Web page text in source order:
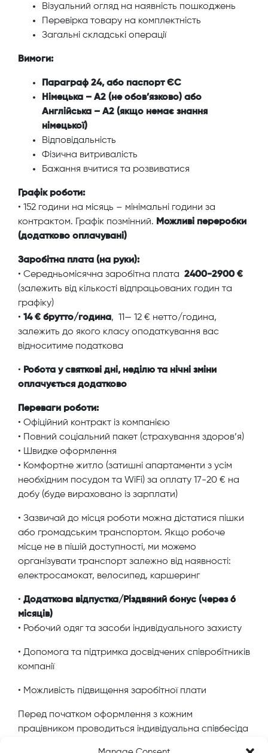
Візуальний огляд на наявність пошкоджень
Перевірка товару на комплектність
Загальні складські операції
Вимоги:
Параграф 24, або паспорт ЄС
Німецька – А2 (не обов’язково) або
Англійська – А2 (якщо немає знання
німецької)
Відповідальність
Фізична витривалість
Бажання вчитися та розвиватися
Графік роботи:
• 152 години на місяць – мінімальні години за
контрактом. Графік позмінний. Можливі переробки
(додатково оплачувані)
Заробітна плата (на руки):
• Середньомісячна заробітна плата 2400-2900 €
(залежить від кількості відпрацьованих годин та
графіку)
• 14 € брутто/година, 11— 12 € нетто/година,
залежить до якого класу оподаткування вас
відноситиме податкова
• Робота у святкові дні, неділю та нічні зміни
оплачується додатково
Переваги роботи:
• Офіційний контракт із компанією
• Повний соціальний пакет (страхування здоров’я)
• Швидке оформлення
• Комфортне житло (затишні апартаменти з усім
необхідним посудом та WiFi) за оплату 17-20 € на
добу (буде вираховано із зарплати)
• Зазвичай до місця роботи можна дістатися пішки
або громадським транспортом. Якщо робоче
місце не в пішій доступності, ми можемо
організувати транспорт залежно від наявності:
електросамокат, велосипед, каршеринг
• Додаткова відпустка/Різдвяний бонус (через 6
місяців)
• Робочий одяг та засоби індивідуального захисту
• Допомога та підтримка досвідчених співробітників
компанії
• Можливість підвищення заробітної плати
Перед початком оформлення з кожним
працівником проводиться індивідуальна співбесіда